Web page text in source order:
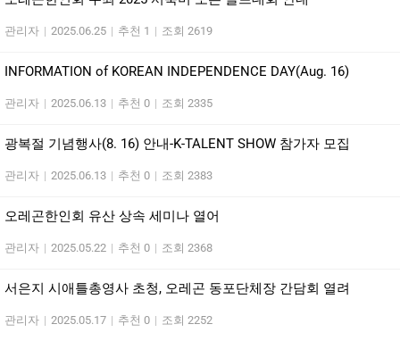
관리자 | 2025.06.25 | 추천 1 | 조회 2619
INFORMATION of KOREAN INDEPENDENCE DAY(Aug. 16)
관리자 | 2025.06.13 | 추천 0 | 조회 2335
광복절 기념행사(8. 16) 안내-K-TALENT SHOW 참가자 모집
관리자 | 2025.06.13 | 추천 0 | 조회 2383
오레곤한인회 유산 상속 세미나 열어
관리자 | 2025.05.22 | 추천 0 | 조회 2368
서은지 시애틀총영사 초청, 오레곤 동포단체장 간담회 열려
관리자 | 2025.05.17 | 추천 0 | 조회 2252